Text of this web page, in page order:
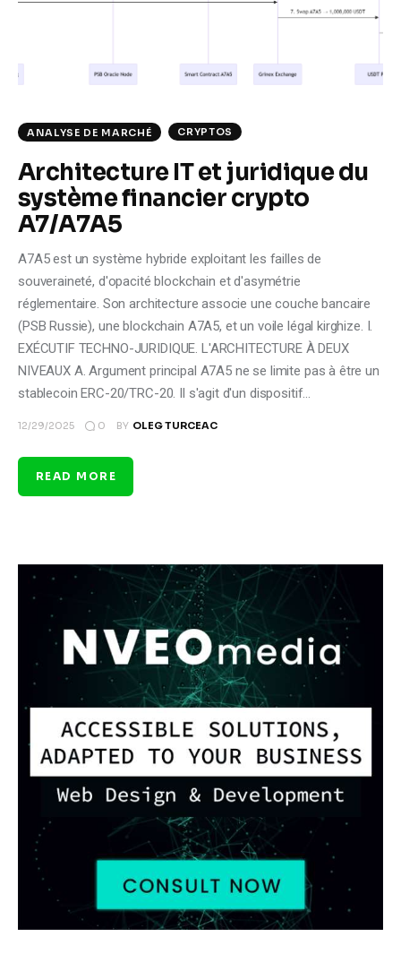
Markets
Shop
ANALYSE DE MARCHÉ CRYPTOS
Architecture IT et juridique du
système financier crypto
A7/A7A5
A7A5 est un système hybride exploitant les failles de
souveraineté, d'opacité blockchain et d'asymétrie
réglementaire. Son architecture associe une couche bancaire
(PSB Russie), une blockchain A7A5, et un voile légal kirghize. I.
EXÉCUTIF TECHNO-JURIDIQUE. L'ARCHITECTURE À DEUX
NIVEAUX A. Argument principal A7A5 ne se limite pas à être un
stablecoin ERC-20/TRC-20. Il s'agit d'un dispositif…
12/29/2025 0 BY OLEG TURCEAC
READ MORE